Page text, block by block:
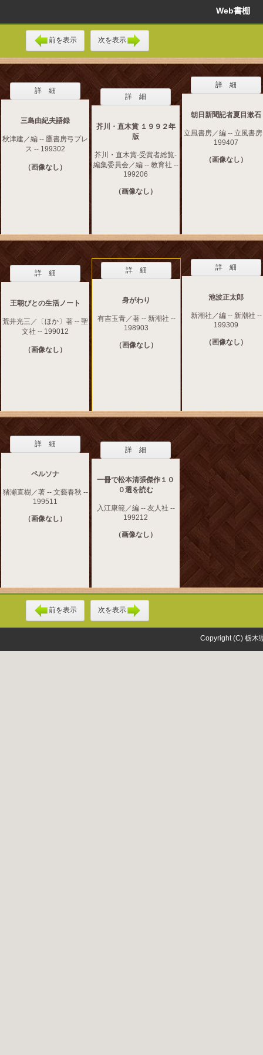
Web書棚
前を表示 次を表示
詳 細
三島由紀夫語録
秋津建／編 -- 鷹書房弓プレ
ス -- 199302
（画像なし）
詳 細
芥川・直木賞 １９９２年
版
芥川・直木賞‐受賞者総覧‐
編集委員会／編 -- 教育社 --
199206
（画像なし）
詳 細
朝日新聞記者夏目漱石
立風書房／編 -- 立風書
199407
（画像なし）
詳 細
王朝びとの生活ノート
荒井光三／〔ほか〕著 -- 聖
文社 -- 199012
（画像なし）
詳 細
身がわり
有吉玉青／著 -- 新潮社 --
198903
（画像なし）
詳 細
池波正太郎
新潮社／編 -- 新潮社 --
199309
（画像なし）
詳 細
ペルソナ
猪瀬直樹／著 -- 文藝春秋 --
199511
（画像なし）
詳 細
一冊で松本清張傑作１０
０選を読む
入江康範／編 -- 友人社 --
199212
（画像なし）
前を表示 次を表示
Copyright (C) 栃木